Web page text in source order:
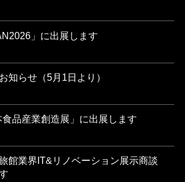
」に出展します
知らせ（5月1日より）
食品産業創造展」に出展します
館業界IT&リノベーション展⽰商談